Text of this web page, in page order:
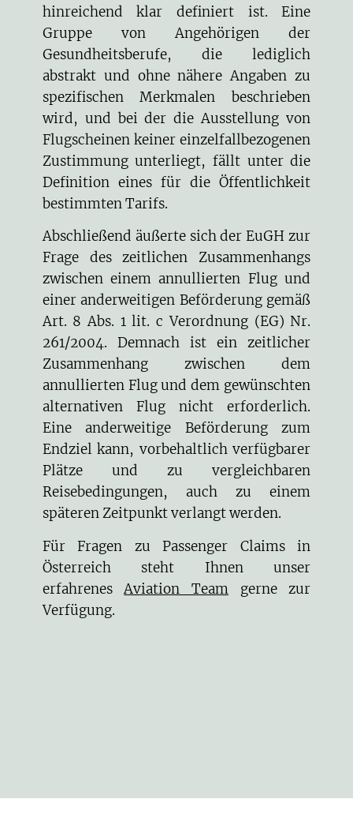
hinreichend klar definiert ist. Eine
Gruppe von Angehörigen der
Gesundheitsberufe, die lediglich
abstrakt und ohne nähere Angaben zu
spezifischen Merkmalen beschrieben
wird, und bei der die Ausstellung von
Flugscheinen keiner einzelfallbezogenen
Zustimmung unterliegt, fällt unter die
Definition eines für die Öffentlichkeit
bestimmten Tarifs.
Abschließend äußerte sich der EuGH zur
Frage des zeitlichen Zusammenhangs
zwischen einem annullierten Flug und
einer anderweitigen Beförderung gemäß
Art. 8 Abs. 1 lit. c Verordnung (EG) Nr.
261/2004. Demnach ist ein zeitlicher
Zusammenhang zwischen dem
annullierten Flug und dem gewünschten
alternativen Flug nicht erforderlich.
Eine anderweitige Beförderung zum
Endziel kann, vorbehaltlich verfügbarer
Plätze und zu vergleichbaren
Reisebedingungen, auch zu einem
späteren Zeitpunkt verlangt werden.
Für Fragen zu Passenger Claims in
Österreich steht Ihnen unser
erfahrenesAviation Team gerne zur
Verfügung.